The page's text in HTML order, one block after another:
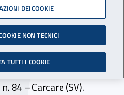
ad uso ufficio
il termine per la
per la locazione di
ad uso ufficio, sita in Via
84 – Carcare (SV).
DEI COOKIE
NON TECNICI
TUTTI I COOKIE